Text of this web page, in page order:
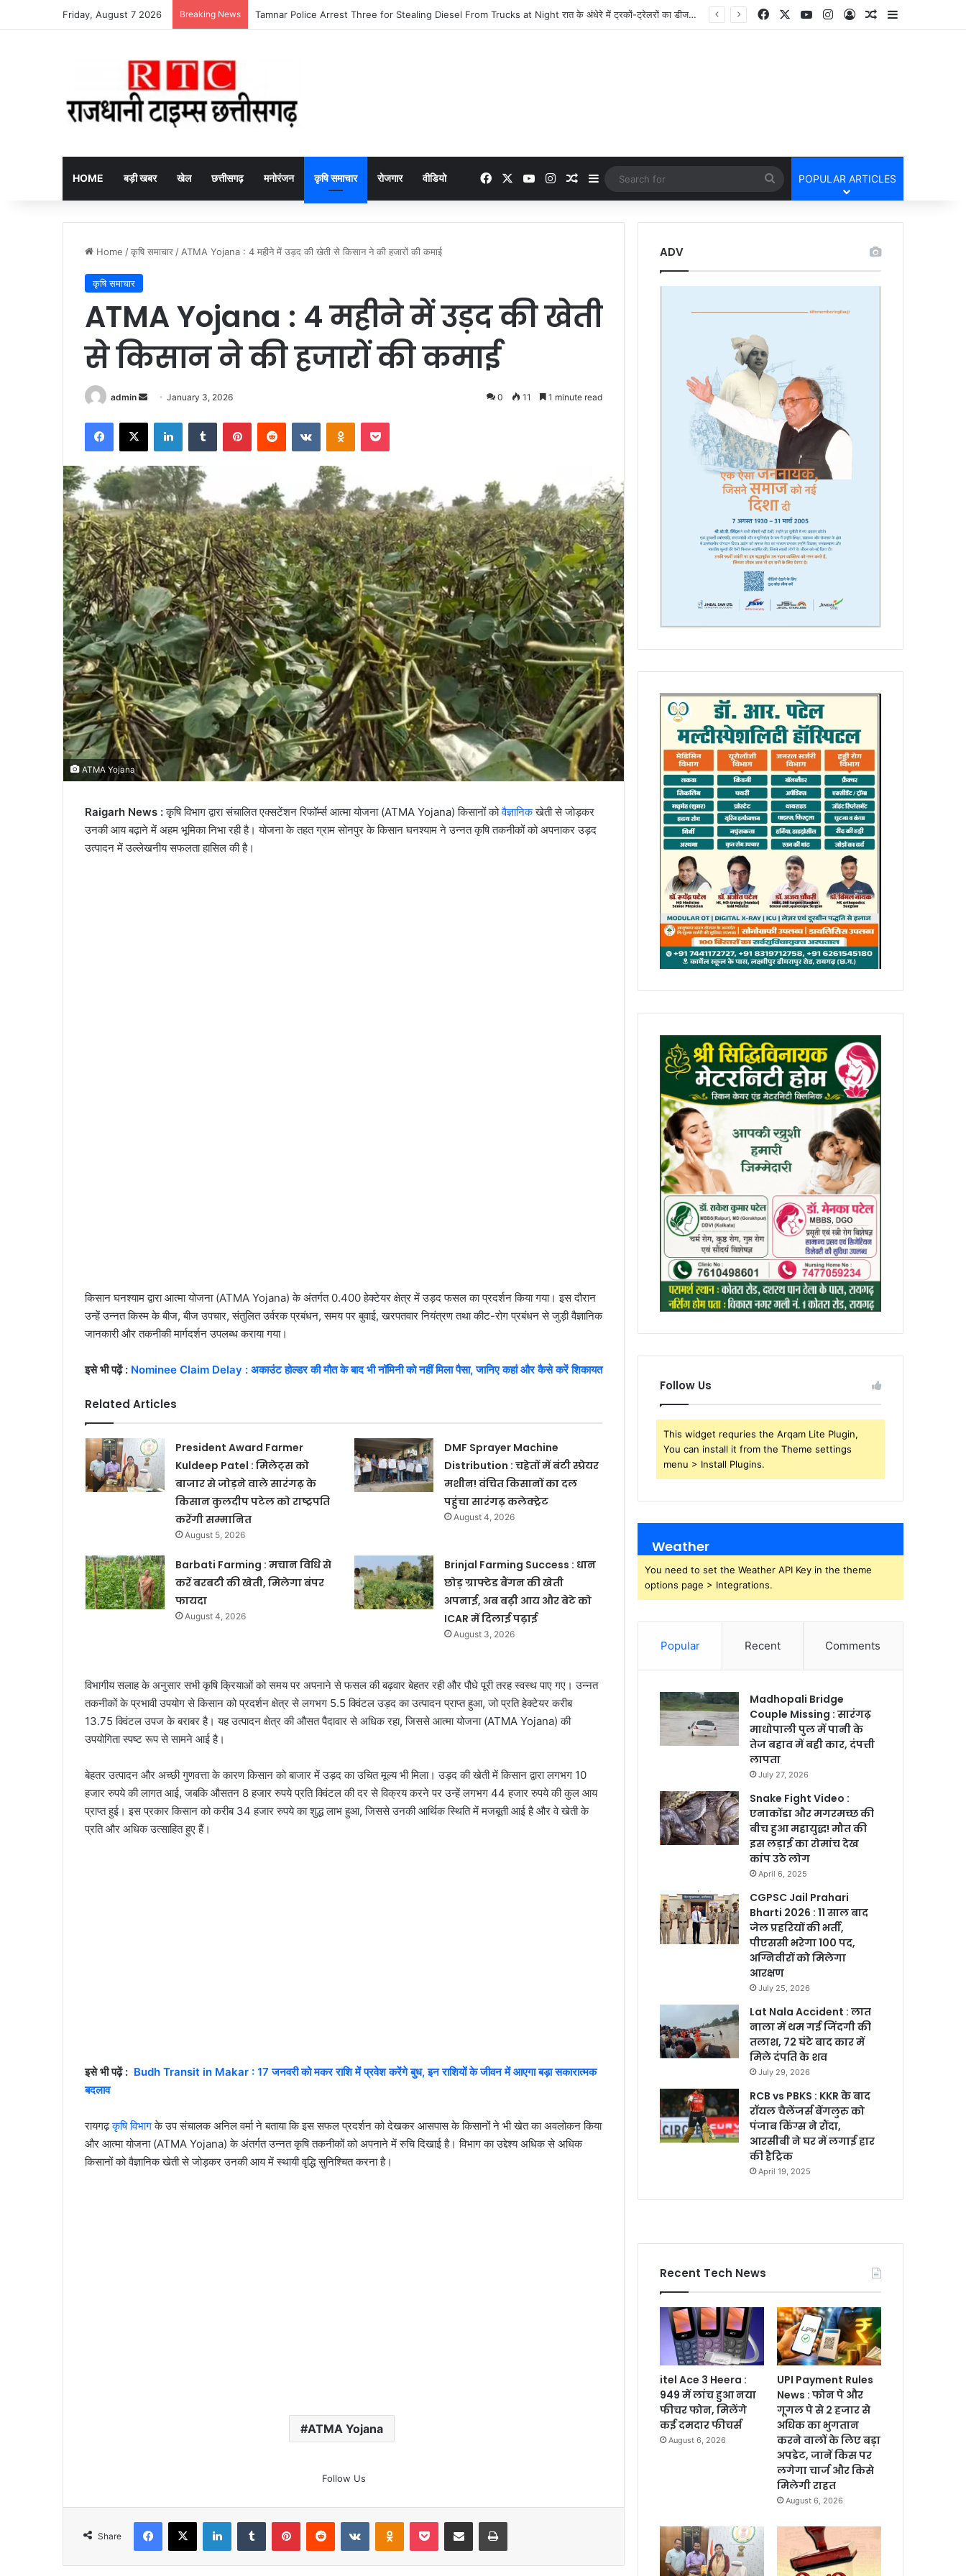
Friday, August 7 2026 Breaking News itel Ace 3 Heera : 949 में लांच हुआ नया फीचर फोन, मिलेंगे कई दमदार फीचर्स FacebookYouTubeInstagram
Log InRandom Article
Sidebar
HOME बड़ी खबर खेल छत्तीसगढ़ मनोरंजन कृषि समाचार रोजगार वीडियो FacebookYouTubeInstagramRandom Article
Sidebar
Search
for
POPULAR ARTICLES
Home /कृषि समाचार / ATMA Yojana : 4 महीने में उड़द की खेती से किसान ने की हजारों की कमाई
कृषि समाचार
ATMA Yojana : 4 महीने में उड़द की खेती
से किसान ने की हजारों की कमाई
admin
Send
email
January 3, 2026 0 11 1 minute read
Facebook
X LinkedInTumblr PinterestReddit VKontakteOdnoklassniki
Pocket
ATMA Yojana
Raigarh News :कृषि विभाग द्वारा संचालित एक्सटेंशन रिफॉर्म्स आत्मा योजना (ATMA Yojana) किसानों कोवैज्ञानिकखेती से जोड़कर
उनकी आय बढ़ाने में अहम भूमिका निभा रही है। योजना के तहत ग्राम सोनपुर के किसान घनश्याम ने उन्नत कृषि तकनीकों को अपनाकर उड़द
उत्पादन में उल्लेखनीय सफलता हासिल की है।
किसान घनश्याम द्वारा आत्मा योजना (ATMA Yojana) के अंतर्गत 0.400 हेक्टेयर क्षेत्र में उड़द फसल का प्रदर्शन किया गया। इस दौरान
उन्हें उन्नत किस्म के बीज, बीज उपचार, संतुलित उर्वरक प्रबंधन, समय पर बुवाई, खरपतवार नियंत्रण तथा कीट-रोग प्रबंधन से जुड़ी वैज्ञानिक
जानकारी और तकनीकी मार्गदर्शन उपलब्ध कराया गया।
इसे भी पढ़ें : Nominee Claim Delay : अकाउंट होल्डर की मौत के बाद भी नॉमिनी को नहीं मिला पैसा, जानिए कहां और कैसे करें शिकायत
Related Articles
President Award Farmer
Kuldeep Patel : मिलेट्स को
बाजार से जोड़ने वाले सारंगढ़ के
किसान कुलदीप पटेल को राष्ट्रपति
करेंगी सम्मानित
August 5, 2026
DMF Sprayer Machine
Distribution : चहेतों में बंटी स्प्रेयर
मशीन! वंचित किसानों का दल
पहुंचा सारंगढ़ कलेक्ट्रेट
August 4, 2026
Barbati Farming : मचान विधि से
करें बरबटी की खेती, मिलेगा बंपर
फायदा
August 4, 2026
Brinjal Farming Success : धान
छोड़ ग्राफ्टेड बैंगन की खेती
अपनाई, अब बढ़ी आय और बेटे को
ICAR में दिलाई पढ़ाई
August 3, 2026
विभागीय सलाह के अनुसार सभी कृषि क्रियाओं को समय पर अपनाने से फसल की बढ़वार बेहतर रही और पौधे पूरी तरह स्वस्थ पाए गए। उन्नत
तकनीकों के प्रभावी उपयोग से किसान को प्रदर्शन क्षेत्र से लगभग 5.5 क्विंटल उड़द का उत्पादन प्राप्त हुआ, जो प्रति हेक्टेयर करीब
13.75 क्विंटल उपज के बराबर है। यह उत्पादन क्षेत्र की औसत पैदावार से अधिक रहा, जिससे आत्मा योजना (ATMA Yojana) की
उपयोगिता स्पष्ट रूप से सामने आई है।
बेहतर उत्पादन और अच्छी गुणवत्ता के कारण किसान को बाजार में उड़द का उचित मूल्य भी मिला। उड़द की खेती में किसान द्वारा लगभग 10
हजार रुपये की लागत आई, जबकि औसतन 8 हजार रुपये प्रति क्विंटल की दर से विक्रय करने पर उन्हें लगभग 44 हजार रुपये की कुल आय
प्राप्त हुई। इस प्रकार किसान को करीब 34 हजार रुपये का शुद्ध लाभ हुआ, जिससे उनकी आर्थिक स्थिति में मजबूती आई है और वे खेती के
प्रति और अधिक उत्साहित हुए हैं।
इसे भी पढ़ें : Budh Transit in Makar : 17 जनवरी को मकर राशि में प्रवेश करेंगे बुध, इन राशियों के जीवन में आएगा बड़ा सकारात्मक
बदलाव
रायगढ़कृषि विभागके उप संचालक अनिल वर्मा ने बताया कि इस सफल प्रदर्शन को देखकर आसपास के किसानों ने भी खेत का अवलोकन किया
और आत्मा योजना (ATMA Yojana) के अंतर्गत उन्नत कृषि तकनीकों को अपनाने में रुचि दिखाई है। विभाग का उद्देश्य अधिक से अधिक
किसानों को वैज्ञानिक खेती से जोड़कर उनकी आय में स्थायी वृद्धि सुनिश्चित करना है।
ATMA Yojana
Follow Us
Share
Facebook
X LinkedInTumblr PinterestReddit VKontakteOdnoklassniki
Pocket Share via Email Print
ADV
Follow Us
This widget requries the Arqam Lite Plugin,
You can install it from the Theme settings
menu > Install Plugins.
Weather
You need to set the Weather API Key in the theme
options page > Integrations.
Popular Recent Comments
Madhopali Bridge
Couple Missing : सारंगढ़
माधोपाली पुल में पानी के
तेज बहाव में बही कार, दंपत्ती
लापता
July 27, 2026
Snake Fight Video :
एनाकोंडा और मगरमच्छ की
बीच हुआ महायुद्ध! मौत की
इस लड़ाई का रोमांच देख
कांप उठे लोग
April 6, 2025
CGPSC Jail Prahari
Bharti 2026 : 11 साल बाद
जेल प्रहरियों की भर्ती,
पीएससी भरेगा 100 पद,
अग्निवीरों को मिलेगा
आरक्षण
July 25, 2026
Lat Nala Accident : लात
नाला में थम गई जिंदगी की
तलाश, 72 घंटे बाद कार में
मिले दंपति के शव
July 29, 2026
RCB vs PBKS : KKR के बाद
रॉयल चैलेंजर्स बेंगलुरु को
पंजाब किंग्स ने रौंदा,
आरसीबी ने घर में लगाई हार
की हैट्रिक
April 19, 2025
Recent Tech News
itel Ace 3 Heera :
949 में लांच हुआ नया
फीचर फोन, मिलेंगे
कई दमदार फीचर्स
August 6, 2026
UPI Payment Rules
News : फोन पे और
गूगल पे से 2 हजार से
अधिक का भुगतान
करने वालों के लिए बड़ा
अपडेट, जानें किस पर
लगेगा चार्ज और किसे
मिलेगी राहत
August 6, 2026